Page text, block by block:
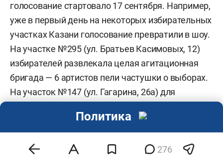
голосование стартовало 17 сентября. Например,
уже в первый день на некоторых избирательных
участках Казани голосование превратили в шоу.
На участке №295 (ул. Братьев Касимовых, 12)
избирателей развлекала целая агитационная
бригада — 6 артистов пели частушки о выборах.
На участок №147 (ул. Гагарина, 26а) для
«Ночные волки», а на участке №66 (ул. Ершова,
30) студентыорганизовалитанцевальный
флешмоб.
276
Политика